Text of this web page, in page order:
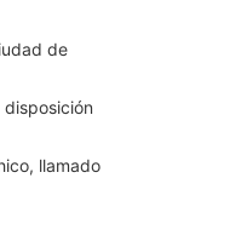
de
llamado